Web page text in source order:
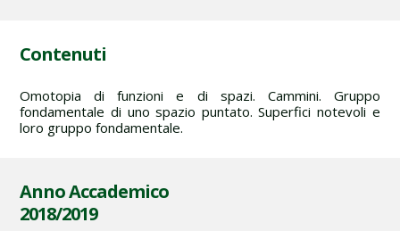
Contenuti
Omotopia di funzioni e di spazi. Cammini. Gruppo
fondamentale di uno spazio puntato. Superfici notevoli e
loro gruppo fondamentale.
Anno Accademico
2018/2019